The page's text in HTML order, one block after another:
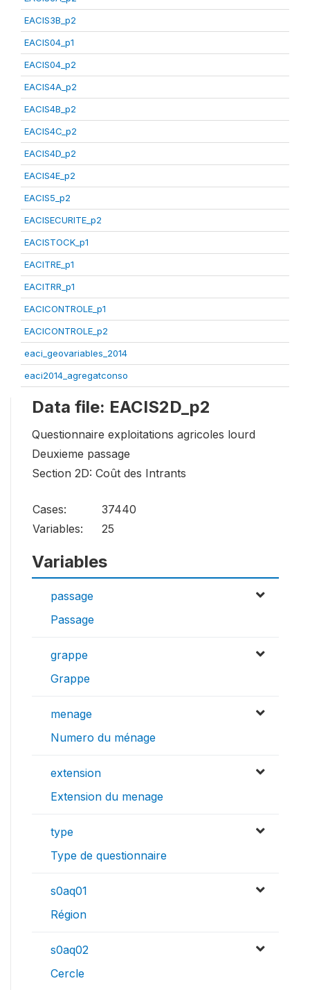
EACIS3B_p2
EACIS04_p1
EACIS04_p2
EACIS4A_p2
EACIS4B_p2
EACIS4C_p2
EACIS4D_p2
EACIS4E_p2
EACIS5_p2
EACISECURITE_p2
EACISTOCK_p1
EACITRE_p1
EACITRR_p1
EACICONTROLE_p1
EACICONTROLE_p2
eaci_geovariables_2014
eaci2014_agregatconso
Data file: EACIS2D_p2
Questionnaire exploitations agricoles lourd
Deuxieme passage
Section 2D: Coût des Intrants
Cases:
37440
Variables:
25
Variables
passage
Passage
grappe
Grappe
menage
Numero du ménage
extension
Extension du menage
type
Type de questionnaire
s0aq01
Région
s0aq02
Cercle